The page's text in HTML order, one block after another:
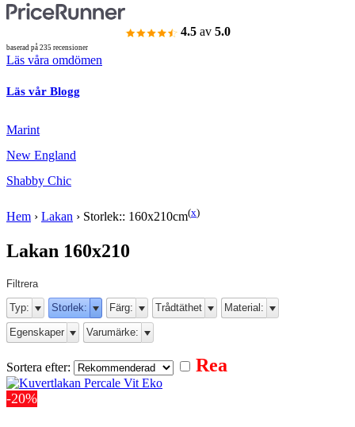
4.5 av 5.0
baserad på 235 recensioner
Läs våra omdömen
Läs vår Blogg
Marint
New England
Shabby Chic
Hem › Lakan › Storlek:: 160x210cm(x)
Lakan 160x210
Filtrera
Typ:
Storlek: Färg: Trådtäthet Material:
Egenskaper Varumärke:
Sortera efter: Rea
-20%